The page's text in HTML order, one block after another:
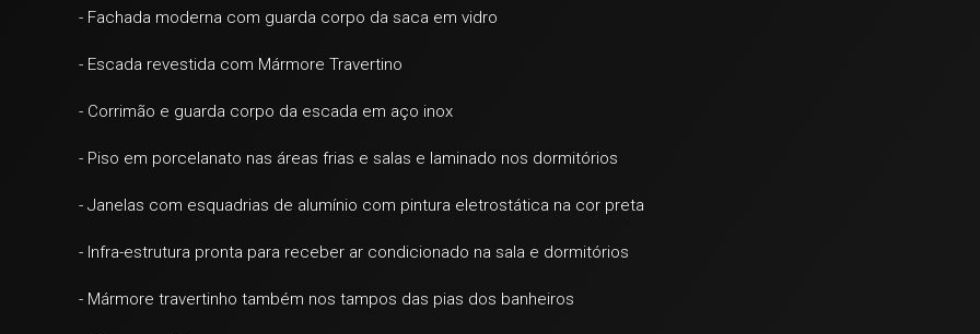
- Fachada moderna com guarda corpo da saca em vidro
- Escada revestida com Mármore Travertino
- Corrimão e guarda corpo da escada em aço inox
- Piso em porcelanato nas áreas frias e salas e laminado nos dormitórios
- Janelas com esquadrias de alumínio com pintura eletrostática na cor preta
- Infra-estrutura pronta para receber ar condicionado na sala e dormitórios
- Mármore travertinho também nos tampos das pias dos banheiros